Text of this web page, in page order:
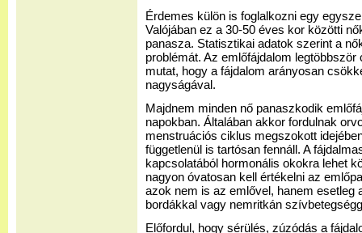
Érdemes külön is foglalkozni egy
Valójában ez a 30-50 éves kor közötti
panasza. Statisztikai adatok szerint a
problémát. Az emlőfájdalom
mutat, hogy a fájdalom arányosan
nagyságával.
Majdnem minden nő panaszkodik
napokban. Általában akkor fordulnak
menstruációs ciklus megszokott
függetlenül is tartósan fennáll. A
kapcsolatából hormonális okokra lehet
nagyon óvatosan kell értékelni az
azok nem is az emlővel, hanem esetleg
bordákkal vagy nemritkán
Előfordul, hogy sérülés, zúzódás a